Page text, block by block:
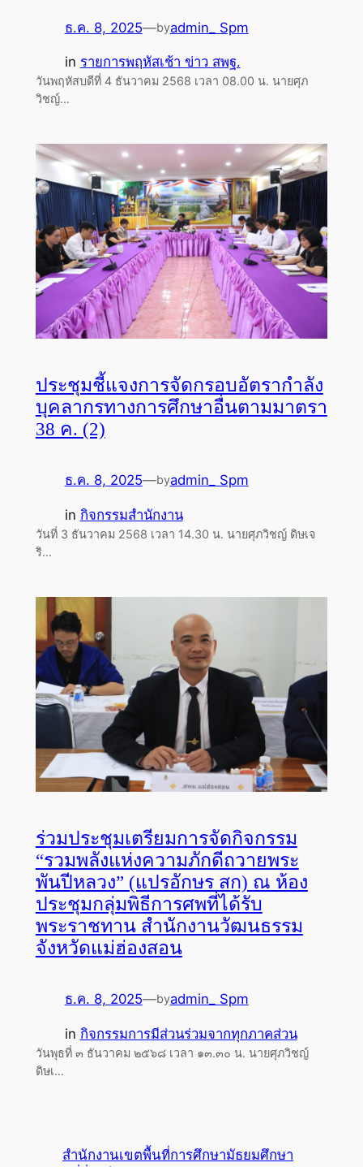
ธ.ค. 8, 2025—byadmin_ Spm
in รายการพฤหัสเช้า ข่าว สพฐ.
วันพฤหัสบดีที่ 4 ธันวาคม 2568 เวลา 08.00 น. นายศุภ
วิชญ์…
ประชุมชี้แจงการจัดกรอบอัตรากำลัง
บุคลากรทางการศึกษาอื่นตามมาตรา
38 ค. (2)
ธ.ค. 8, 2025—byadmin_ Spm
in กิจกรรมสำนักงาน
วันที่ 3 ธันวาคม 2568 เวลา 14.30 น. นายศุภวิชญ์ ดิษเจ
ริ…
ร่วมประชุมเตรียมการจัดกิจกรรม
“รวมพลังแห่งความภักดีถวายพระ
พันปีหลวง” (แปรอักษร สก) ณ ห้อง
ประชุมกลุ่มพิธีการศพที่ได้รับ
พระราชทาน สำนักงานวัฒนธรรม
จังหวัดแม่ฮ่องสอน
ธ.ค. 8, 2025—byadmin_ Spm
in กิจกรรมการมีส่วนร่วมจากทุกภาคส่วน
วันพุธที่ ๓ ธันวาคม ๒๕๖๘ เวลา ๑๓.๓๐ น. นายศุภวิชญ์
ดิษเ…
สำนักงานเขตพื้นที่การศึกษามัธยมศึกษา